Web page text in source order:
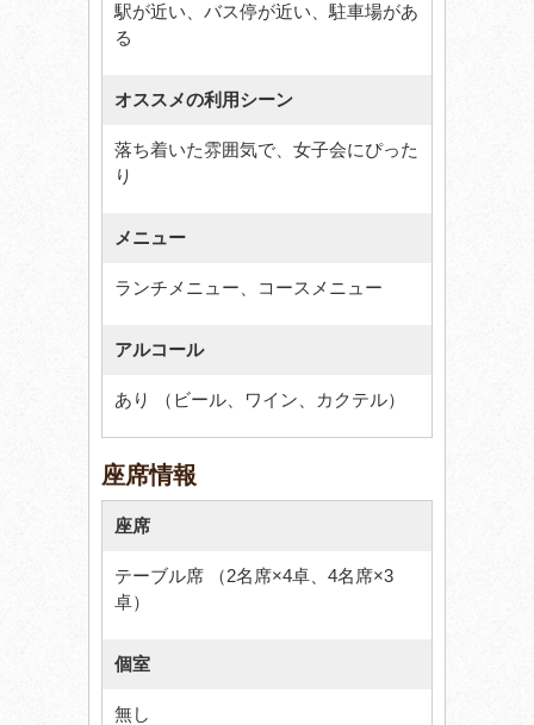
駅が近い、バス停が近い、駐車場があ
る
オススメの利用シーン
落ち着いた雰囲気で、女子会にぴった
り
メニュー
ランチメニュー、コースメニュー
アルコール
あり （ビール、ワイン、カクテル）
座席情報
座席
テーブル席 （2名席×4卓、4名席×3
卓）
個室
無し